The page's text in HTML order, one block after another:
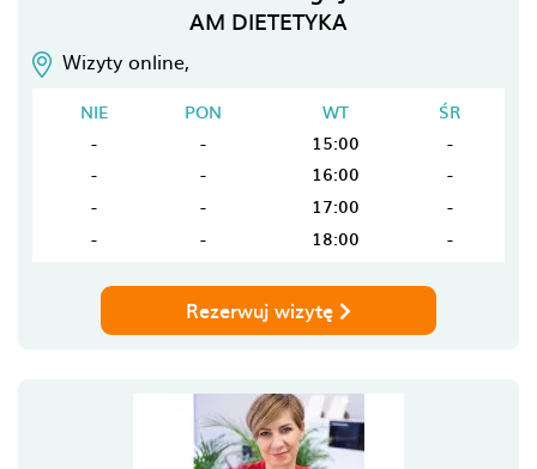
AM DIETETYKA
Wizyty online,
NIE PON WT
ŚR
-
- 15:00
-
-
- 16:00
-
-
- 17:00
-
-
- 18:00 -
Rezerwuj wizytę